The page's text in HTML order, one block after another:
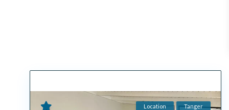
Location Tanger